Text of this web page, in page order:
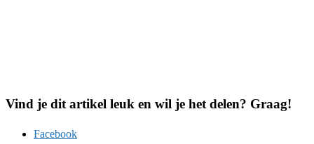
Vind je dit artikel leuk en wil je het delen? Graag!
Facebook